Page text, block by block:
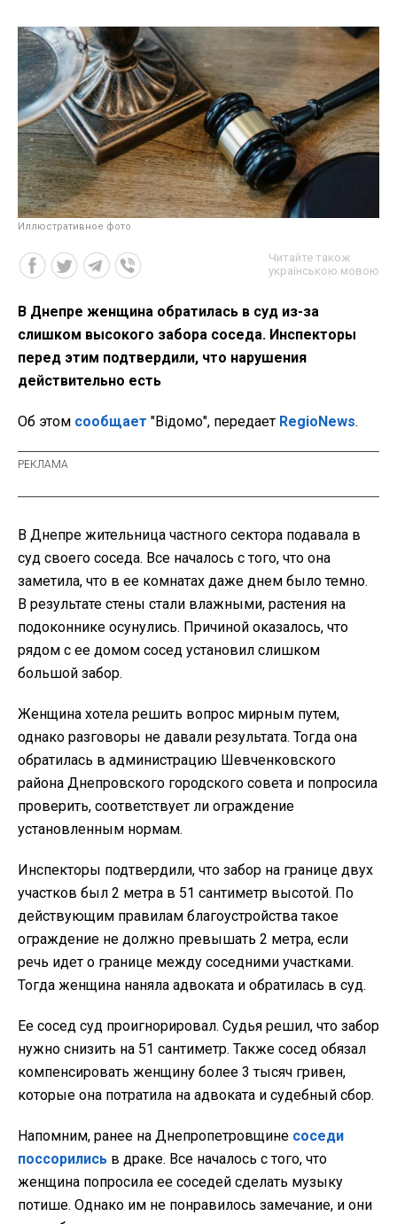
Иллюстративное фото
Читайте також
українською мовою
В Днепре женщина обратилась в суд из-за
слишком высокого забора соседа. Инспекторы
перед этим подтвердили, что нарушения
действительно есть
Об этом сообщает "Відомо", передает RegioNews.
В Днепре жительница частного сектора подавала в
суд своего соседа. Все началось с того, что она
заметила, что в ее комнатах даже днем было темно.
В результате стены стали влажными, растения на
подоконнике осунулись. Причиной оказалось, что
рядом с ее домом сосед установил слишком
большой забор.
Женщина хотела решить вопрос мирным путем,
однако разговоры не давали результата. Тогда она
обратилась в администрацию Шевченковского
района Днепровского городского совета и попросила
проверить, соответствует ли ограждение
установленным нормам.
Инспекторы подтвердили, что забор на границе двух
участков был 2 метра в 51 сантиметр высотой. По
действующим правилам благоустройства такое
ограждение не должно превышать 2 метра, если
речь идет о границе между соседними участками.
Тогда женщина наняла адвоката и обратилась в суд.
Ее сосед суд проигнорировал. Судья решил, что забор
нужно снизить на 51 сантиметр. Также сосед обязал
компенсировать женщину более 3 тысяч гривен,
которые она потратила на адвоката и судебный сбор.
Напомним, ранее на Днепропетровщине соседи
поссорились в драке. Все началось с того, что
женщина попросила ее соседей сделать музыку
потише. Однако им не понравилось замечание, и они